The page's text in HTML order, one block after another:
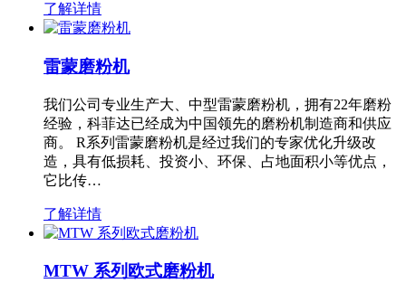
了解详情
雷蒙磨粉机
我们公司专业生产大、中型雷蒙磨粉机，拥有22年磨粉
经验，科菲达已经成为中国领先的磨粉机制造商和供应
商。 R系列雷蒙磨粉机是经过我们的专家优化升级改
造，具有低损耗、投资小、环保、占地面积小等优点，
它比传…
了解详情
MTW 系列欧式磨粉机